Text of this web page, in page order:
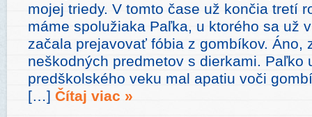
mojej triedy. V tomto čase už končia tretí
máme spolužiaka Paľka, u ktorého sa už
začala prejavovať fóbia z gombíkov. Áno,
neškodných predmetov s dierkami. Paľko
predškolského veku mal apatiu voči
[…] Čítaj viac »